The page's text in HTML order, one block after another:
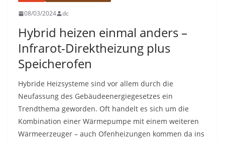
08/03/2024 dc
Hybrid heizen einmal anders –
Infrarot-Direktheizung plus
Speicherofen
Hybride Heizsysteme sind vor allem durch die
Neufassung des Gebäudeenergiegesetzes ein
Trendthema geworden. Oft handelt es sich um die
Kombination einer Wärmepumpe mit einem weiteren
Wärmeerzeuger – auch Ofenheizungen kommen da ins